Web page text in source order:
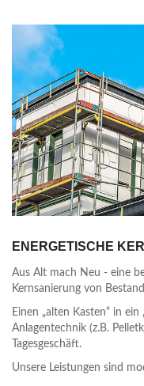
ENERGETISCHE
Aus Alt mach Neu - eine
Kernsanierung von
Einen „alten Kasten“ in
Anlagentechnik (z.B.
Tagesgeschäft.
Unsere Leistungen sind